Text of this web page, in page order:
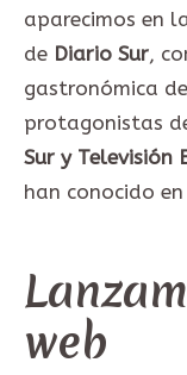
aparecimos en
de Diario Sur,
gastronómica
protagonistas
Sur y Televisión
han conocido
web